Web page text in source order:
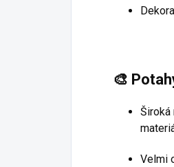
🎨
Široká
Velmi